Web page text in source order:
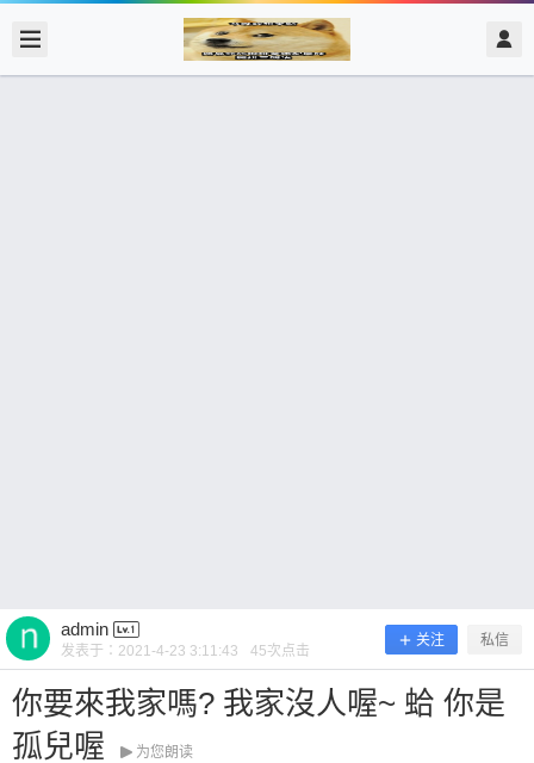
admin
发表于： 2021-4-23 3:11:43 45次点击
关注 私信
你要來我家嗎? 我家沒人喔~ 蛤 你是
孤兒喔
为您朗读
admin @ 梗圖大全 MEME NOW 2021/4/23